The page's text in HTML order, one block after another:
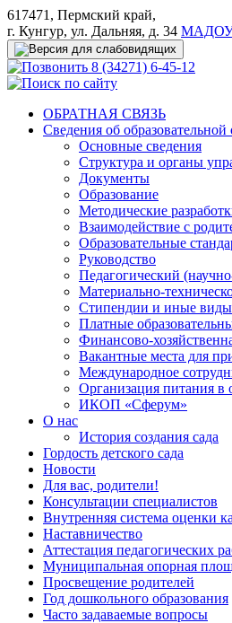
617471, Пермский край,
г. Кунгур, ул. Дальняя, д. 34 МАДОУ
8 (34271) 6-45-12
ОБРАТНАЯ СВЯЗЬ
Сведения об образовательной
Основные сведения
Структура и органы
Документы
Образование
Методические
Взаимодействие с
Образовательные
Руководство
Педагогический
Материально-
Стипендии и иные виды
Платные
Финансово-
Вакантные места для
Международное
Организация питания в
ИКОП «Сферум»
О нас
История создания сада
Гордость детского сада
Новости
Для вас, родители!
Консультации специалистов
Внутренняя система оценки
Наставничество
Аттестация педагогических
Муниципальная опорная
Просвещение родителей
Год дошкольного образования
Часто задаваемые вопросы